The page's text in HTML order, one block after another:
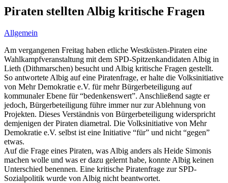
Piraten stellten Albig kritische Fragen
Allgemein
Am vergangenen Freitag haben etliche Westküsten-Piraten eine
Wahlkampfveranstaltung mit dem SPD-Spitzenkandidaten Albig in
Lieth (Dithmarschen) besucht und Albig kritische Fragen gestellt.
So antwortete Albig auf eine Piratenfrage, er halte die Volksinitiative
von Mehr Demokratie e.V. für mehr Bürgerbeteiligung auf
kommunaler Ebene für “bedenkenswert”. Anschließend sagte er
jedoch, Bürgerbeteiligung führe immer nur zur Ablehnung von
Projekten. Dieses Verständnis von Bürgerbeteiligung widerspricht
demjenigen der Piraten diametral. Die Volksinitiative von Mehr
Demokratie e.V. selbst ist eine Initiative “für” und nicht “gegen”
etwas.
Auf die Frage eines Piraten, was Albig anders als Heide Simonis
machen wolle und was er dazu gelernt habe, konnte Albig keinen
Unterschied benennen. Eine kritische Piratenfrage zur SPD-
Sozialpolitik wurde von Albig nicht beantwortet.